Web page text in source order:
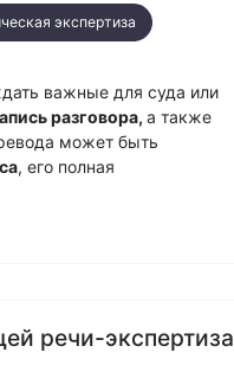
экспертиза
важные для суда или
разговора, а также
может быть
, его полная
речи-экспертиза